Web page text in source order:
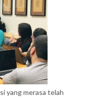
yang merasa telah